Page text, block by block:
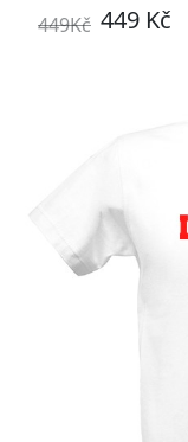
449Kč 449 Kč